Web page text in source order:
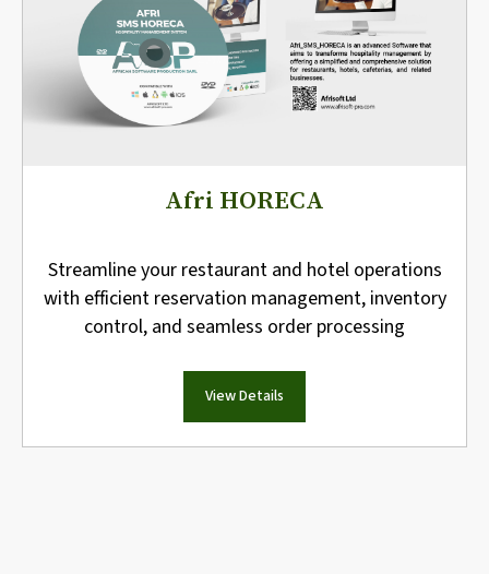
Afri HORECA
Streamline your restaurant and hotel operations
with efficient reservation management, inventory
control, and seamless order processing
View Details